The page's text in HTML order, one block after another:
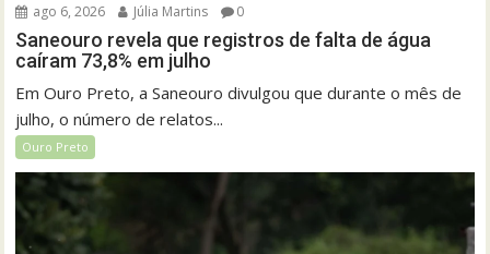
ago 6, 2026 Júlia Martins 0
Saneouro revela que registros de falta de água
caíram 73,8% em julho
Em Ouro Preto, a Saneouro divulgou que durante o mês de
julho, o número de relatos...
Ouro Preto